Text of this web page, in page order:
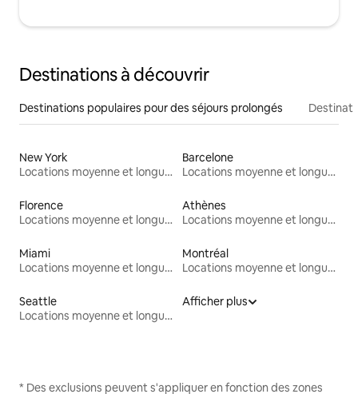
Destinations à découvrir
Destinations populaires pour des séjours prolongés
New York
Locations moyenne et longue durée
Barcelone
Locations moyenne et longue durée
Florence
Locations moyenne et longue durée
Athènes
Locations moyenne et longue durée
Miami
Locations moyenne et longue durée
Montréal
Locations moyenne et longue durée
Seattle
Locations moyenne et longue durée
Afficher plus
* Des exclusions peuvent s'appliquer en fonction des zones